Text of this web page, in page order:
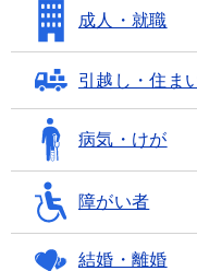
成人・就職
引越し・住ま
病気・けが
障がい者
結婚・離婚